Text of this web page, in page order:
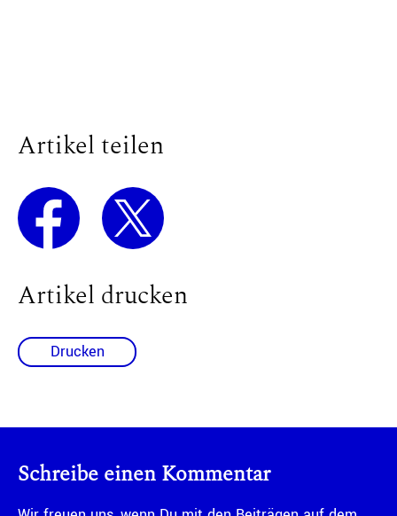
Artikel teilen
Artikel drucken
Drucken
Schreibe einen Kommentar